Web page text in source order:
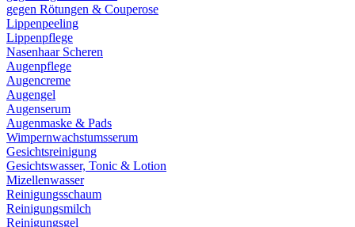
gegen Rötungen & Couperose
Lippenpeeling
Lippenpflege
Nasenhaar Scheren
Augenpflege
Augencreme
Augengel
Augenserum
Augenmaske & Pads
Wimpernwachstumsserum
Gesichtsreinigung
Gesichtswasser, Tonic & Lotion
Mizellenwasser
Reinigungsschaum
Reinigungsmilch
Reinigungsgel